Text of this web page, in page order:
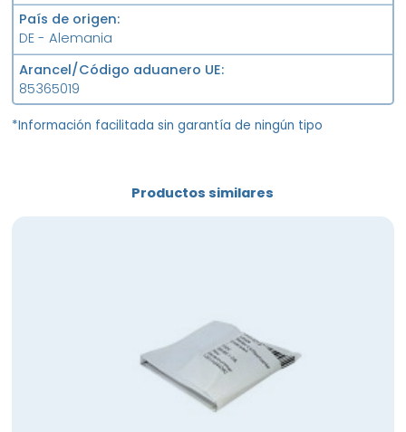
País de origen
DE - Alemania
Arancel/Código aduanero UE
85365019
*Información facilitada sin garantía de ningún tipo
Productos similares